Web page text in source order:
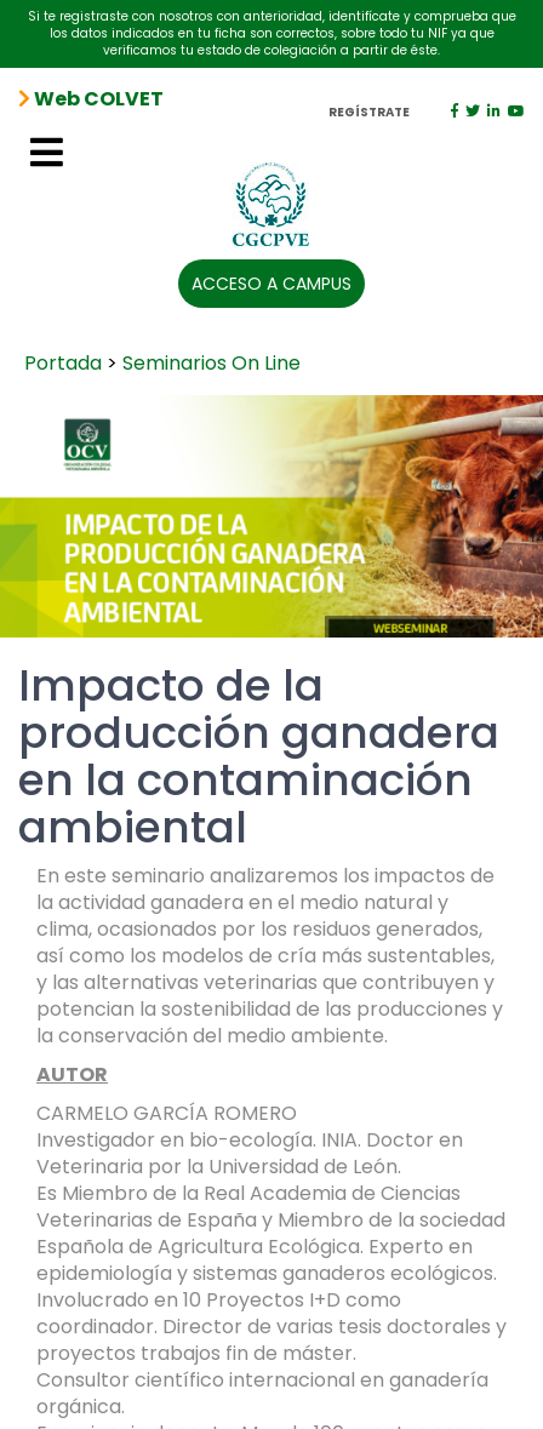
Si te registraste con nosotros con anterioridad, identifícate y comprueba que
los datos indicados en tu ficha son correctos, sobre todo tu NIF ya que
verificamos tu estado de colegiación a partir de éste.
Web COLVET REGÍSTRATE
ACCESO A CAMPUS
Portada > Seminarios On Line
Impacto de la
producción ganadera
en la contaminación
ambiental
En este seminario analizaremos los impactos de
la actividad ganadera en el medio natural y
clima, ocasionados por los residuos generados,
así como los modelos de cría más sustentables,
y las alternativas veterinarias que contribuyen y
potencian la sostenibilidad de las producciones y
la conservación del medio ambiente.
AUTOR
CARMELO GARCÍA ROMERO
Investigador en bio-ecología. INIA. Doctor en
Veterinaria por la Universidad de León.
Es Miembro de la Real Academia de Ciencias
Veterinarias de España y Miembro de la sociedad
Española de Agricultura Ecológica. Experto en
epidemiología y sistemas ganaderos ecológicos.
Involucrado en 10 Proyectos I+D como
coordinador. Director de varias tesis doctorales y
proyectos trabajos fin de máster.
Consultor científico internacional en ganadería
orgánica.